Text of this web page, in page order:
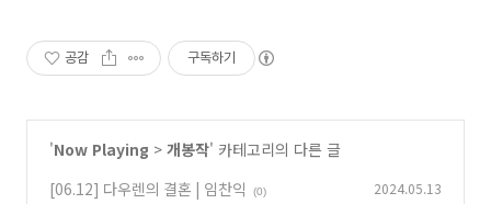
공감 구독하기
'Now Playing > 개봉작' 카테고리의 다른 글
[06.12] 다우렌의 결혼 | 임찬익
(0) 2024.05.13